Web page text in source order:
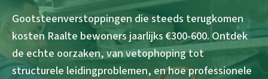
Gootsteenverstoppingen die steeds terugkomen
kosten Raalte bewoners jaarlijks €300-600. Ontdek
de echte oorzaken, van vetophoping tot
structurele leidingproblemen, en hoe professionele